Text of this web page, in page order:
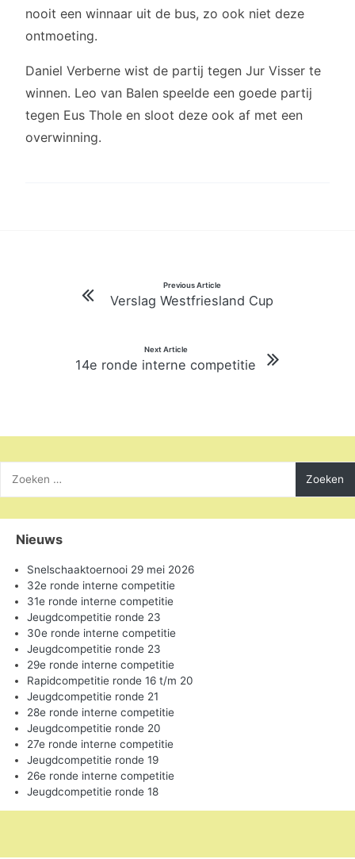
nooit een winnaar uit de bus, zo ook niet deze
ontmoeting.
Daniel Verberne wist de partij tegen Jur Visser te
winnen. Leo van Balen speelde een goede partij
tegen Eus Thole en sloot deze ook af met een
overwinning.
navigatie
Previous Article
Verslag Westfriesland Cup
Next Article
14e ronde interne competitie
naar:
Nieuws
Snelschaaktoernooi 29 mei 2026
32e ronde interne competitie
31e ronde interne competitie
Jeugdcompetitie ronde 23
30e ronde interne competitie
Jeugdcompetitie ronde 23
29e ronde interne competitie
Rapidcompetitie ronde 16 t/m 20
Jeugdcompetitie ronde 21
28e ronde interne competitie
Jeugdcompetitie ronde 20
27e ronde interne competitie
Jeugdcompetitie ronde 19
26e ronde interne competitie
Jeugdcompetitie ronde 18